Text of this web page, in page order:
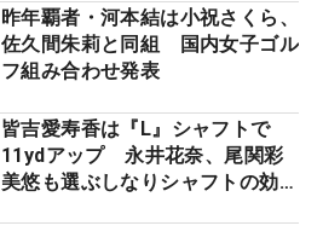
ロたちの“飛ばしギア”】
昨年覇者・河本結は小祝さくら、
佐久間朱莉と同組 国内女子ゴル
フ組み合わせ発表
皆吉愛寿香は『L』シャフトで
11ydアップ 永井花奈、尾関彩
美悠も選ぶしなりシャフトの効果